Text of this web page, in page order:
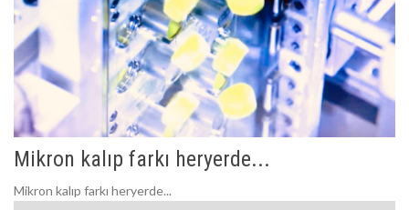
Mikron kalıp farkı heryerde...
Mikron kalıp farkı heryerde...